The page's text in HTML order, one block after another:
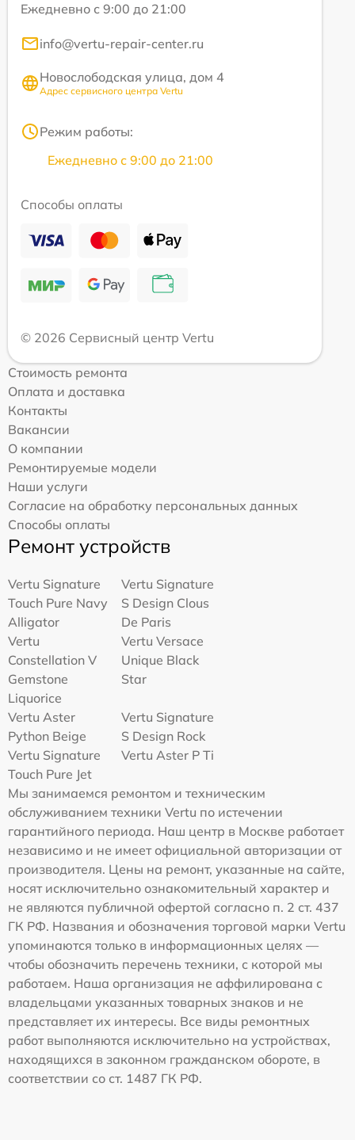
Ежедневно с 9:00 до 21:00
info@vertu-repair-center.ru
Новослободская улица, дом 4
Адрес сервисного центра Vertu
Режим работы:
Ежедневно с 9:00 до 21:00
Способы оплаты
© 2026 Сервисный центр Vertu
Стоимость ремонта
Оплата и доставка
Контакты
Вакансии
О компании
Ремонтируемые модели
Наши услуги
Согласие на обработку персональных данных
Способы оплаты
Ремонт устройств
Vertu Signature
Touch Pure Navy
Alligator
Vertu Signature
S Design Clous
De Paris
Vertu
Constellation V
Gemstone
Liquorice
Vertu Versace
Unique Black
Star
Vertu Aster
Python Beige
Vertu Signature
S Design Rock
Vertu Signature
Touch Pure Jet
Vertu Aster P Ti
Мы занимаемся ремонтом и техническим
обслуживанием техники Vertu по истечении
гарантийного периода. Наш центр в Москве работает
независимо и не имеет официальной авторизации от
производителя. Цены на ремонт, указанные на сайте,
носят исключительно ознакомительный характер и
не являются публичной офертой согласно п. 2 ст. 437
ГК РФ. Названия и обозначения торговой марки Vertu
упоминаются только в информационных целях —
чтобы обозначить перечень техники, с которой мы
работаем. Наша организация не аффилирована с
владельцами указанных товарных знаков и не
представляет их интересы. Все виды ремонтных
работ выполняются исключительно на устройствах,
находящихся в законном гражданском обороте, в
соответствии со ст. 1487 ГК РФ.